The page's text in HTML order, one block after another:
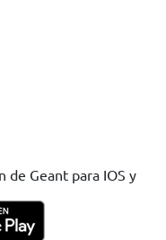
de Geant para IOS y